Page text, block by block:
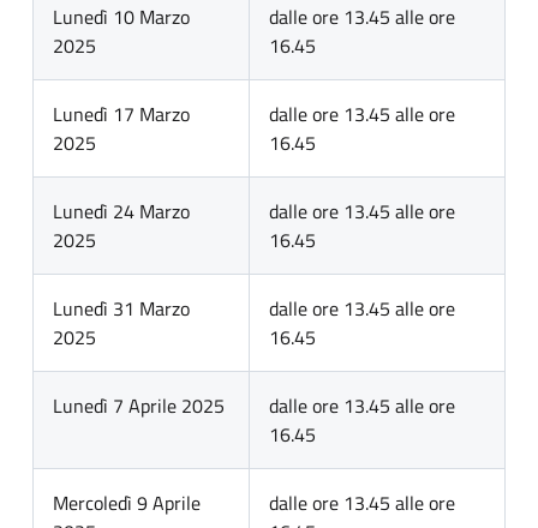
Lunedì 10 Marzo
2025
dalle ore 13.45 alle ore
16.45
Lunedì 17 Marzo
2025
dalle ore 13.45 alle ore
16.45
Lunedì 24 Marzo
2025
dalle ore 13.45 alle ore
16.45
Lunedì 31 Marzo
2025
dalle ore 13.45 alle ore
16.45
Lunedì 7 Aprile 2025
dalle ore 13.45 alle ore
16.45
Mercoledì 9 Aprile
dalle ore 13.45 alle ore